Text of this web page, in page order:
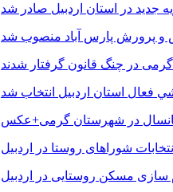
جدید در استان اردبیل صادر شد
و پرورش پارس آباد منصوب شد
در چنگ قانون گرفتار شدند
فعال استان اردبيل انتخاب شد
در شهرستان گرمی+عکس